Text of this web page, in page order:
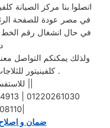
في مصر عودة للصفحة
في حال انشغال رقم الخط
ولذلك يمكنكم التواصل
كلفينيتور للثلاجات فى منشاة القناطر .
| 01220261030
ضمان و اصلاح